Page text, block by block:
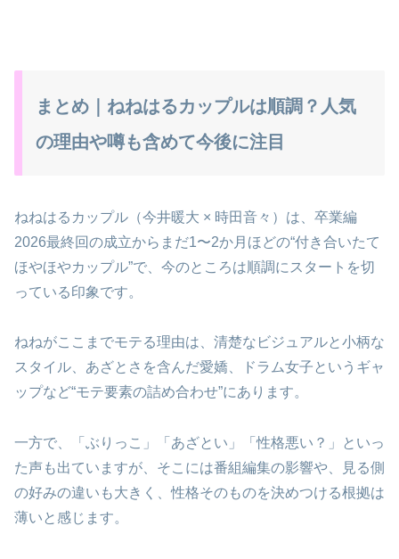
まとめ｜ねねはるカップルは順調？人気
の理由や噂も含めて今後に注目
ねねはるカップル（今井暖大 × 時田音々）は、卒業編
2026最終回の成立からまだ1〜2か月ほどの“付き合いたて
ほやほやカップル”で、今のところは順調にスタートを切
っている印象です。
ねねがここまでモテる理由は、清楚なビジュアルと小柄な
スタイル、あざとさを含んだ愛嬌、ドラム女子というギャ
ップなど“モテ要素の詰め合わせ”にあります。
一方で、「ぶりっこ」「あざとい」「性格悪い？」といっ
た声も出ていますが、そこには番組編集の影響や、見る側
の好みの違いも大きく、性格そのものを決めつける根拠は
薄いと感じます。